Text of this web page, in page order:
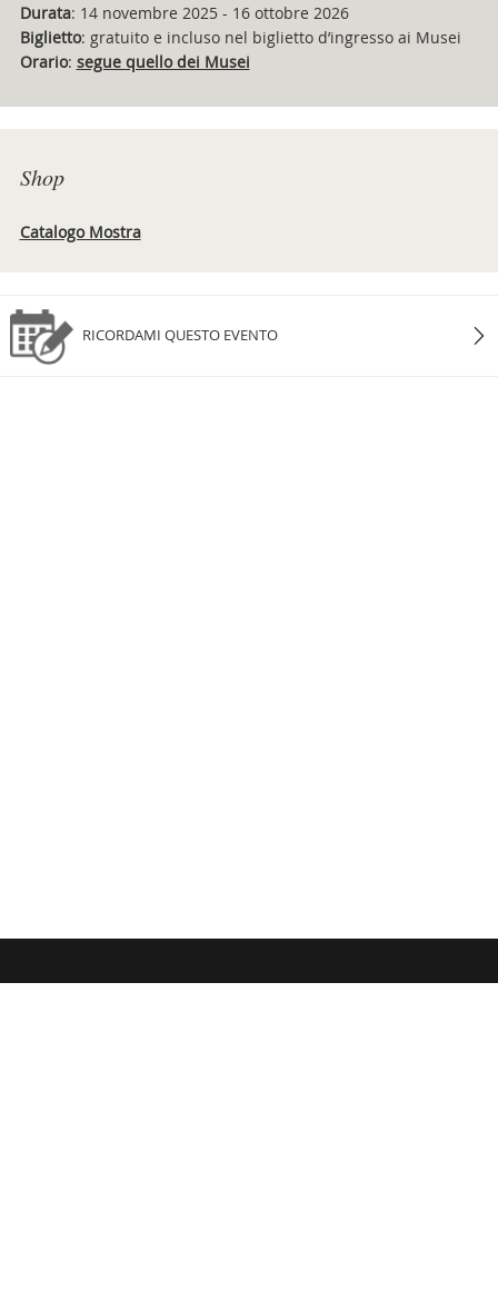
Durata: 14 novembre 2025 - 16 ottobre 2026
Biglietto: gratuito e incluso nel biglietto d’ingresso ai Musei
Orario: segue quello dei Musei
Shop
Catalogo Mostra
RICORDAMI QUESTO EVENTO